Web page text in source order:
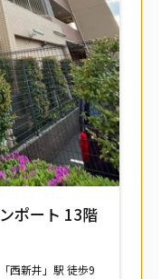
ポート 13階
西新井」駅 徒歩9